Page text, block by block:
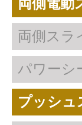
両側電動
両側スラ
パワーシ
プッシュ